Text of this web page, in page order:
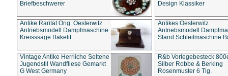
Briefbeschwerer
Design Klassiker
Antike Rarität Orig. Oesterwitz
Antriebsmodell Dampfmaschine
Kreisssäge Bakelit
Antikes Oesterwitz
Antriebsmodell
Stand Schleifmaschine
Vintage Antike Herrliche Seltene
Jugendstil Wandfliese Gemarkt
G West Germany
R&b Vorlegebesteck
Silber Robbe & Berking
Rosenmuster 6 Tlg.